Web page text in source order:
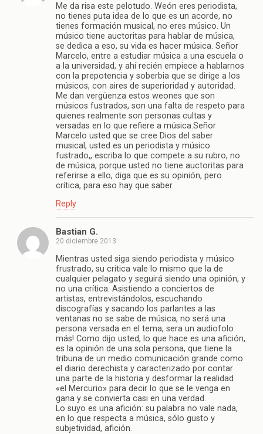
Me da risa este pelotudo. Weón eres periodista,
no tienes puta idea de lo que es un acorde, no
tienes formación musical, no eres músico. Un
músico tiene auctoritas para hablar de música,
se dedica a eso, su vida es hacer música. Señor
Marcelo, entre a estudiar música a una escuela o
a la universidad, y ahí recién empiece a hablarnos
con la prepotencia y soberbia que se dirige a los
músicos, con aires de superioridad y autoridad.
Me dan vergüenza estos weones que son
músicos fustrados, son una falta de respeto para
quienes realmente son personas cultas y
versadas en lo que refiere a música.Señor
Marcelo usted que se cree Dios del saber
musical, usted es un periodista y músico
fustrado,, escriba lo que compete a su rubro, no
de música, porque usted no tiene auctoritas para
referirse a ello, diga que es su opinión, pero
crítica, para eso hay que saber.
Reply
Bastian G.
20 diciembre 2013
Mientras usted siga siendo periodista y músico
frustrado, su critica vale lo mismo que la de
cualquier pelagato y seguirá siendo una opinión, y
no una crítica. Asistiendo a conciertos de
artistas, entrevistándolos, escuchando
discografías y sacando los parlantes a las
ventanas no se sabe de música, no será una
persona versada en el tema, sera un audiofolo
más! Como dijo usted, lo que hace es una afición,
es la opinión de una sola persona, que tiene la
tribuna de un medio comunicación grande como
el diario derechista y caracterizado por contar
una parte de la historia y desformar la realidad
«el Mercurio» para decir lo que se le venga en
gana y se convierta casi en una verdad.
Lo suyo es una afición: su palabra no vale nada,
en lo que respecta a música, sólo gusto y
subjetividad, afición.